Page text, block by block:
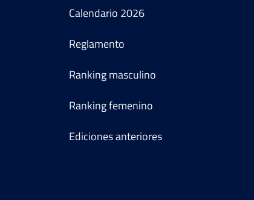
Calendario 2026
Reglamento
Ranking masculino
Ranking femenino
Ediciones anteriores